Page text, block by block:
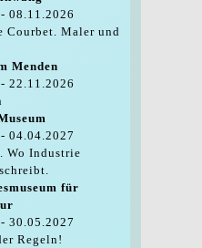
08.11.2026
Courbet. Maler und
Menden
22.11.2026
04.04.2027
Wo Industrie
für
30.05.2027
Regeln!